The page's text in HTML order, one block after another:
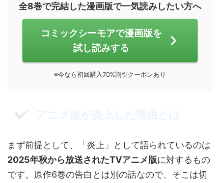
全8巻で完結した漫画版で一気読みしたい方へ
コミックシーモアで漫画版を
試し読みする
※今なら初回購入70%割引クーポンあり
アニメ版が炎上した理由とは
まず前提として、「炎上」として語られているのは
2025年秋から放送されたTVアニメ版に対するもの
です。原作6巻の告白とは別の話なので、そこは切